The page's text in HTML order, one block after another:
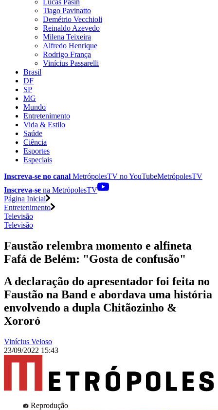
Tiago Pavinatto
Demétrio Vecchioli
Reinaldo Azevedo
Milena Teixeira
Alfredo Henrique
Rodrigo França
Vinícius Passarelli
Brasil
DF
SP
MG
Mundo
Entretenimento
Vida & Estilo
Saúde
Ciência
Esportes
Especiais
Inscreva-se no canal MetrópolesTV noYouTubeMetrópolesTV
Inscreva-se na MetrópolesTV
Página Inicial
Entretenimento
Televisão
Televisão
Faustão relembra momento e alfineta
Fafá de Belém: "Gosta de confusão"
A declaração do apresentador foi feita no
Faustão na Band e abordava uma história
envolvendo a dupla Chitãozinho &
Xororó
Vinícius Veloso
23/09/2022 15:43
Reprodução